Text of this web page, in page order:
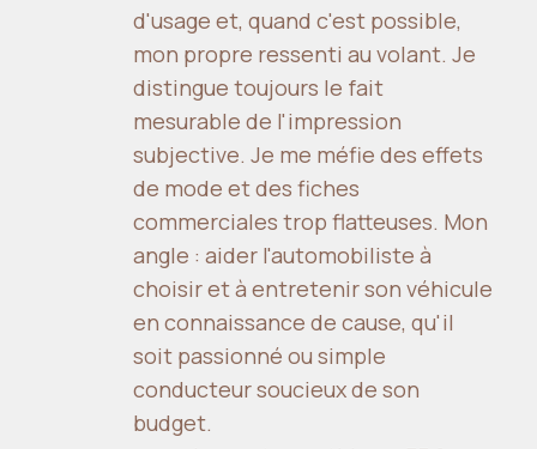
d'usage et, quand c'est possible,
mon propre ressenti au volant. Je
distingue toujours le fait
mesurable de l'impression
subjective. Je me méfie des effets
de mode et des fiches
commerciales trop flatteuses. Mon
angle : aider l'automobiliste à
choisir et à entretenir son véhicule
en connaissance de cause, qu'il
soit passionné ou simple
conducteur soucieux de son
budget.